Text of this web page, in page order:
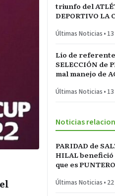
triunfo del
DEPORTIVO LA
Últimas Noticias •
Lío de
SELECCIÓN de
mal manejo de
FEDERACIÓN
Últimas Noticias •
Noticias
PARIDAD de
HILAL benefició
que es
estarán en
Últimas Noticias •